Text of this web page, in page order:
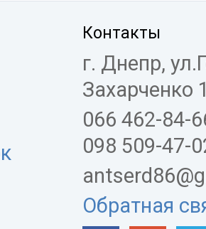
Контакты
г. Днепр,
Захарченко
066 462-84-
098 509-47-
Обратная